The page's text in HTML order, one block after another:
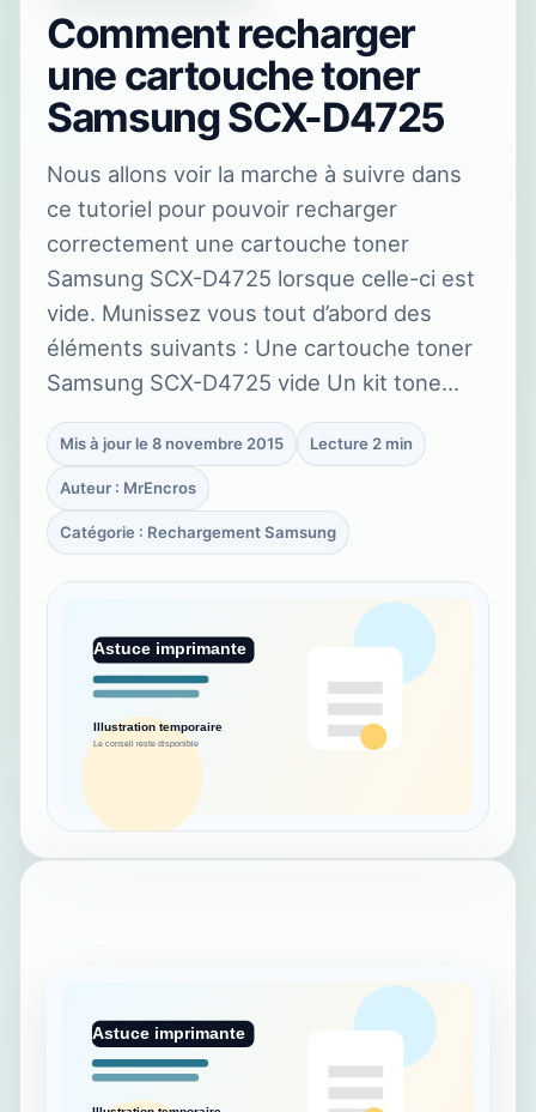
Comment recharger
une cartouche toner
Samsung SCX-D4725
Nous allons voir la marche à suivre dans
ce tutoriel pour pouvoir recharger
correctement une cartouche toner
Samsung SCX-D4725 lorsque celle-ci est
vide. Munissez vous tout d’abord des
éléments suivants : Une cartouche toner
Samsung SCX-D4725 vide Un kit tone…
Mis à jour le 8 novembre 2015 Lecture 2 min
Auteur : MrEncros
Catégorie : Rechargement Samsung